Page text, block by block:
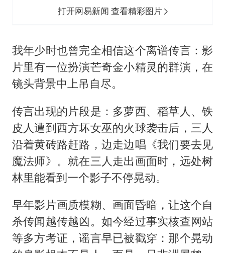
打开网易新闻 查看精彩图片
我年少时也曾完全相信这个离谱传言：影
片里有一位扮演芒奇金小精灵的群演，在
镜头背景中上吊自尽。
传言出现的片段是：多萝西、稻草人、铁
皮人遭到西方坏女巫的火球袭击后，三人
沿着黄砖路赶路，边走边唱《我们要去见
魔法师》。就在三人走出画面时，远处树
林里能看到一个影子不停晃动。
早年影片画质模糊、画面昏暗，让这个自
杀传闻越传越凶。如今经过事实核查网站
等多方考证，谣言早已被戳穿：那个晃动